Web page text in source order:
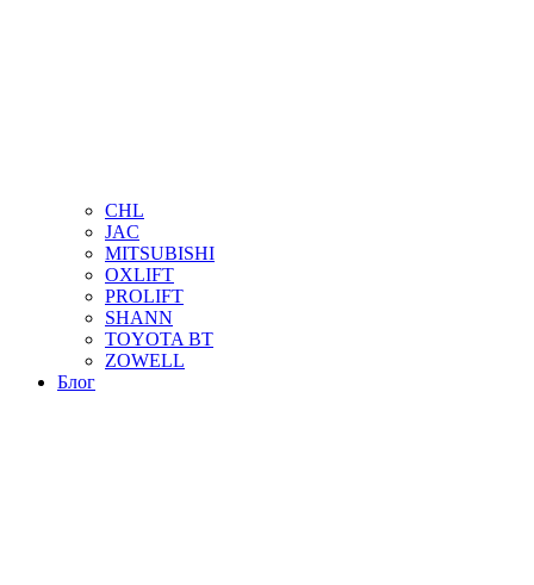
CHL
JAC
MITSUBISHI
OXLIFT
PROLIFT
SHANN
TOYOTA BT
ZOWELL
Блог